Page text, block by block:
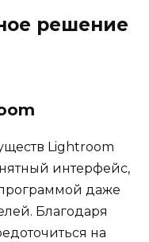
решение
Lightroom
интерфейс,
даже
Благодаря
на